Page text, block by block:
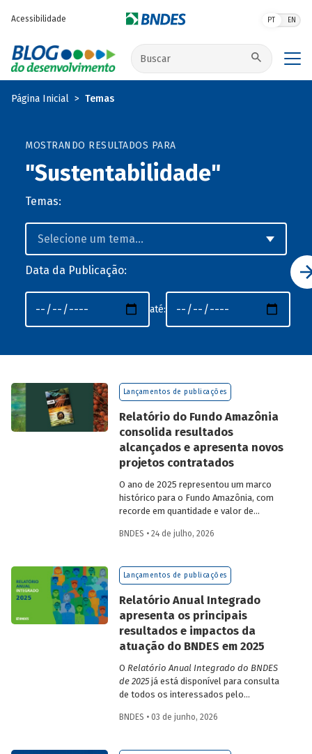
Acessibilidade PT EN
Buscar no site
Página Inicial Temas
MOSTRANDO RESULTADOS PARA
"Sustentabilidade"
Temas:
Data da Publicação:
até:
Lançamentos de publicações
Relatório do Fundo Amazônia
consolida resultados
alcançados e apresenta novos
projetos contratados
O ano de 2025 representou um marco
histórico para o Fundo Amazônia, com
recorde em quantidade e valor de
desembolsos: foram 22 operações
bilhões, além de R$ 387 milhões
desembolsados. Ainda no período, foram
BNDES • 24 de julho, 2026
Lançamentos de publicações
Relatório Anual Integrado
apresenta os principais
resultados e impactos da
atuação do BNDES em 2025
O Relatório Anual Integrado do BNDES
de 2025já está disponível para consulta
de todos os interessados pelo
sua prestação de contas. O documento
principais resultados, os impactos de sua
BNDES • 03 de junho, 2026